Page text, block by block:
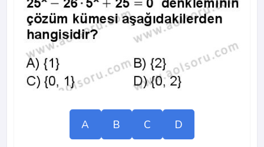
A B C D